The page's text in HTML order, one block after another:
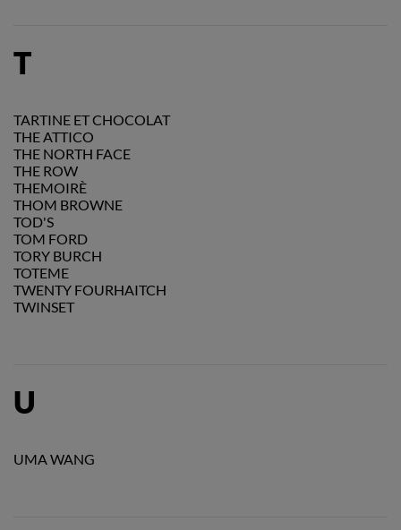
T
TARTINE ET CHOCOLAT
THE ATTICO
THE NORTH FACE
THE ROW
THEMOIRÈ
THOM BROWNE
TOD'S
TOM FORD
TORY BURCH
TOTEME
TWENTY FOURHAITCH
TWINSET
U
UMA WANG